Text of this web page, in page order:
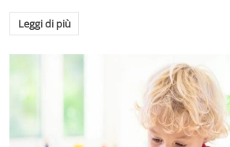
Leggi di più